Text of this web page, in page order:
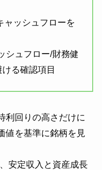
ャッシュフローを
シュフロー/財務健
る確認項目
利回りの高さだけに
値を基準に銘柄を見
安定収入と資産成長